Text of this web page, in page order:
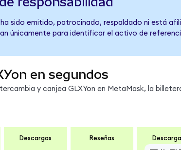
sido emitido, patrocinado, respaldado ni está
únicamente para identificar el activo de
en segundos
y canjea GLXYon en MetaMask, la
Descargas Reseñas